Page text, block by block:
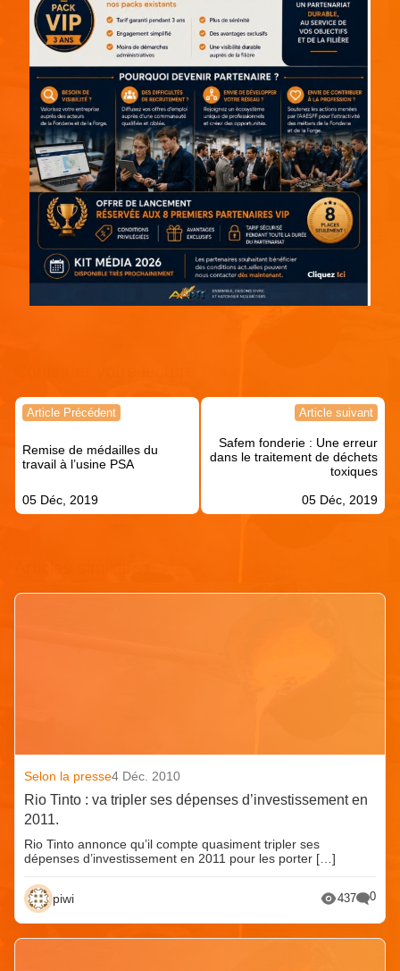
Navigation
l’article
Article Précédent
Remise de médailles du
travail à l’usine PSA
05 Déc, 2019
Article suivant
Safem fonderie : Une erreur
dans le traitement de déchets
toxiques
05 Déc, 2019
Selon la presse4 Déc. 2010
Rio Tinto : va tripler ses dépenses d’investissement en
2011.
Rio Tinto annonce qu’il compte quasiment tripler ses
dépenses d’investissement en 2011 pour les porter […]
piwi 437 0